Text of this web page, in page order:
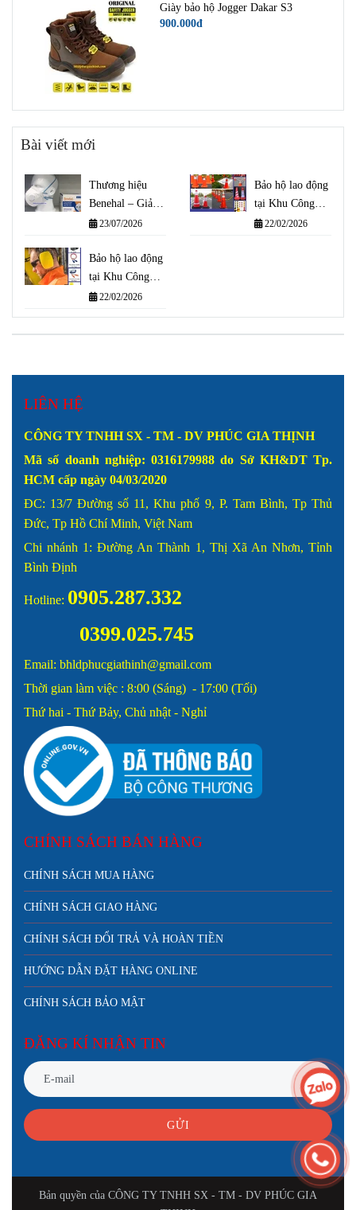
Giày bảo hộ Jogger Dakar S3
900.000đ
Bài viết mới
Thương hiệu
Benehal – Giải
pháp bảo vệ hô
chuẩn quốc tế
23/07/2026
Bảo hộ lao động
tại Khu Công
Nghiệp Cát Lái
22/02/2026
Bảo hộ lao động
tại Khu Công
Nghệ Cao Thành
22/02/2026
LIÊN HỆ
CÔNG TY TNHH SX - TM - DV PHÚC GIA THỊNH
Mã số doanh nghiệp: 0316179988 do Sở KH&DT Tp.
HCM cấp ngày 04/03/2020
ĐC: 13/7 Đường số 11, Khu phố 9, P. Tam Bình, Tp Thủ
Đức, Tp Hồ Chí Minh, Việt Nam
Chi nhánh 1: Đường An Thành 1, Thị Xã An Nhơn, Tỉnh
Bình Định
Hotline: 0905.287.332
0399.025.745
Email: bhldphucgiathinh@gmail.com
Thời gian làm việc : 8:00 (Sáng) - 17:00 (Tối)
Thứ hai - Thứ Bảy, Chủ nhật - Nghỉ
CHÍNH SÁCH BÁN HÀNG
CHÍNH SÁCH MUA HÀNG
CHÍNH SÁCH GIAO HÀNG
CHÍNH SÁCH ĐỔI TRẢ VÀ HOÀN TIỀN
HƯỚNG DẪN ĐẶT HÀNG ONLINE
CHÍNH SÁCH BẢO MẬT
ĐĂNG KÍ NHẬN TIN
GỬI
Bản quyền của CÔNG TY TNHH SX - TM - DV PHÚC GIA